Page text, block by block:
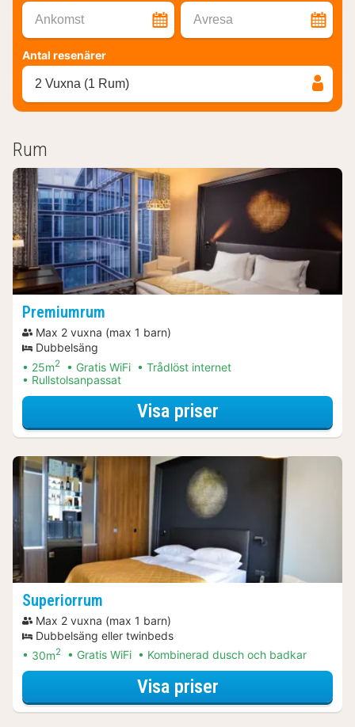
Ankomst Avresa
Antal resenärer
2 Vuxna (1 Rum)
Rum
Premiumrum
Max 2 vuxna (max 1 barn)
Dubbelsäng
25m2 Gratis WiFi
Trådlöst internet
Rullstolsanpassat
Visa priserför Premiumrum
Superiorrum
Max 2 vuxna (max 1 barn)
Dubbelsäng eller twinbeds
30m2 Gratis WiFi Kombinerad dusch och badkar
Visa priserför Superiorrum